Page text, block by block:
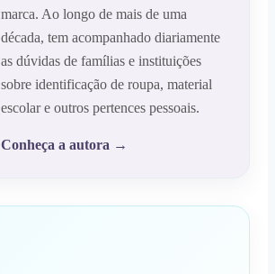
marca. Ao longo de mais de uma
década, tem acompanhado diariamente
as dúvidas de famílias e instituições
sobre identificação de roupa, material
escolar e outros pertences pessoais.
Conheça a autora →